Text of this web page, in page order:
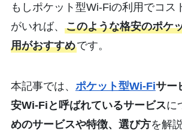
もしポケット型Wi-Fiの利用でコス
がいれば、 このような格安のポケ
用がおすすめです。
本記事では、 ポケット型Wi-Fiサー
安Wi-Fiと呼ばれているサービスに
めのサービスや特徴、選び方を解